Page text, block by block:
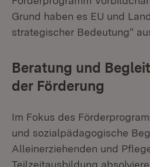
Grund haben es EU und
strategischer Bedeutung“
Beratung und
der Förderung
Im Fokus des
und sozialpädagogische
Alleinerziehenden und
Teilzeitausbildung